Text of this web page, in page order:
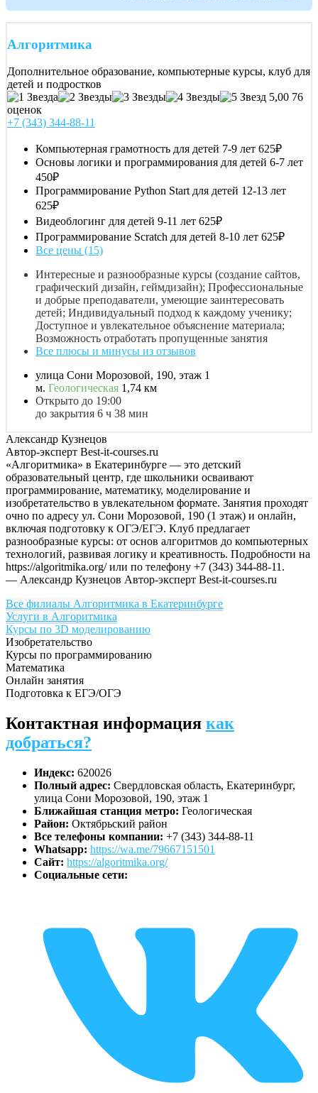
Алгоритмика
Дополнительное образование, компьютерные курсы, клуб для
детей и подростков
5,00 76
оценок
+7 (343) 344-88-11
Компьютерная грамотность для детей 7-9 лет 625₽
Основы логики и программирования для детей 6-7 лет
450₽
Программирование Python Start для детей 12-13 лет
625₽
Видеоблогинг для детей 9-11 лет 625₽
Программирование Scratch для детей 8-10 лет 625₽
Все цены (15)
Интересные и разнообразные курсы (создание сайтов,
графический дизайн, геймдизайн); Профессиональные
и добрые преподаватели, умеющие заинтересовать
детей; Индивидуальный подход к каждому ученику;
Доступное и увлекательное объяснение материала;
Возможность отработать пропущенные занятия
Все плюсы и минусы из отзывов
улица Сони Морозовой, 190, этаж 1
м. Геологическая 1,74 км
Открыто до 19:00
до закрытия 6 ч 38 мин
Александр Кузнецов
Автор-эксперт Best-it-courses.ru
«Алгоритмика» в Екатеринбурге — это детский
образовательный центр, где школьники осваивают
программирование, математику, моделирование и
изобретательство в увлекательном формате. Занятия проходят
очно по адресу ул. Сони Морозовой, 190 (1 этаж) и онлайн,
включая подготовку к ОГЭ/ЕГЭ. Клуб предлагает
разнообразные курсы: от основ алгоритмов до компьютерных
технологий, развивая логику и креативность. Подробности на
https://algoritmika.org/ или по телефону +7 (343) 344-88-11.
— Александр Кузнецов Автор-эксперт Best-it-courses.ru
Все филиалы Алгоритмика в Екатеринбурге
Услуги в Алгоритмика
Курсы по 3D моделированию
Изобретательство
Курсы по программированию
Математика
Онлайн занятия
Подготовка к ЕГЭ/ОГЭ
Контактная информация как
добраться?
Индекс: 620026
Полный адрес: Свердловская область, Екатеринбург,
улица Сони Морозовой, 190, этаж 1
Ближайшая станция метро: Геологическая
Район: Октябрьский район
Все телефоны компании: +7 (343) 344-88-11
Whatsapp: https://wa.me/79667151501
Сайт: https://algoritmika.org/
Социальные сети: